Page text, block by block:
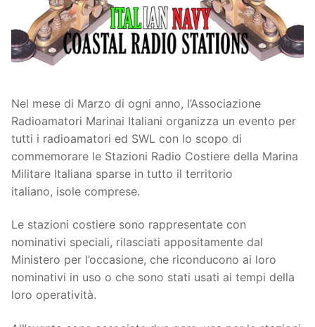
Nel mese di Marzo di ogni anno, l’Associazione
Radioamatori Marinai Italiani organizza un evento per
tutti i radioamatori ed SWL con lo scopo di
commemorare le Stazioni Radio Costiere della Marina
Militare Italiana sparse in tutto il territorio
italiano, isole comprese.
Le stazioni costiere sono rappresentate con
nominativi speciali, rilasciati appositamente dal
Ministero per l’occasione, che riconducono ai loro
nominativi in uso o che sono stati usati ai tempi della
loro operatività.